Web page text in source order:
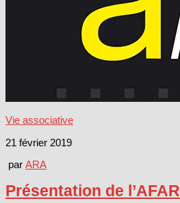
Vie associative
21 février 2019
par ARA
Présentation de l’AFAR